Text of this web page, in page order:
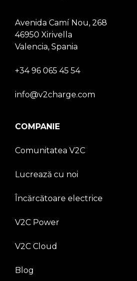
Avenida Camí Nou, 268
46950 Xirivella
Valencia, Spania
+34 96 065 45 54
info@v2charge.com
COMPANIE
Comunitatea V2C
Lucrează cu noi
Încărcătoare electrice
V2C Power
V2C Cloud
Blog